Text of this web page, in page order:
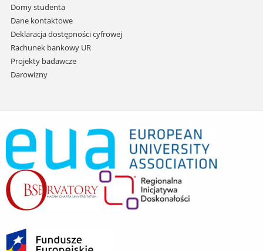
Domy studenta
Dane kontaktowe
Deklaracja dostępności cyfrowej
Rachunek bankowy UR
Projekty badawcze
Darowizny